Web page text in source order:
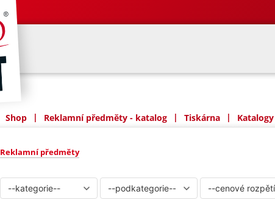
Shop | Reklamní předměty - katalog | Tiskárna | Katalogy
Reklamní předměty